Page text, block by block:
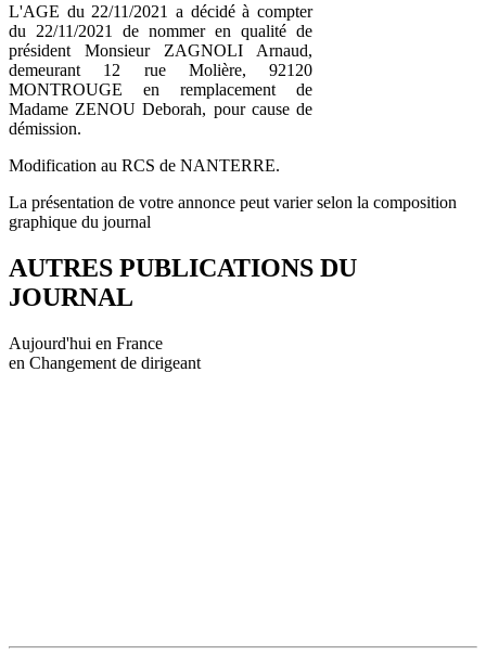
L'AGE du 22/11/2021 a décidé à compter
du 22/11/2021 de nommer en qualité de
président Monsieur ZAGNOLI Arnaud,
demeurant 12 rue Molière, 92120
MONTROUGE en remplacement de
Madame ZENOU Deborah, pour cause de
démission.
Modification au RCS de NANTERRE.
La présentation de votre annonce peut varier selon la composition
graphique du journal
AUTRES PUBLICATIONS DU
JOURNAL
Aujourd'hui en France
en Changement de dirigeant